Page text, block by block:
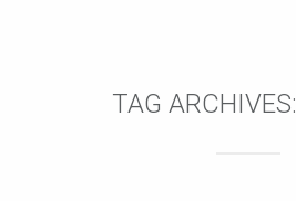
TAG ARCHIVES: